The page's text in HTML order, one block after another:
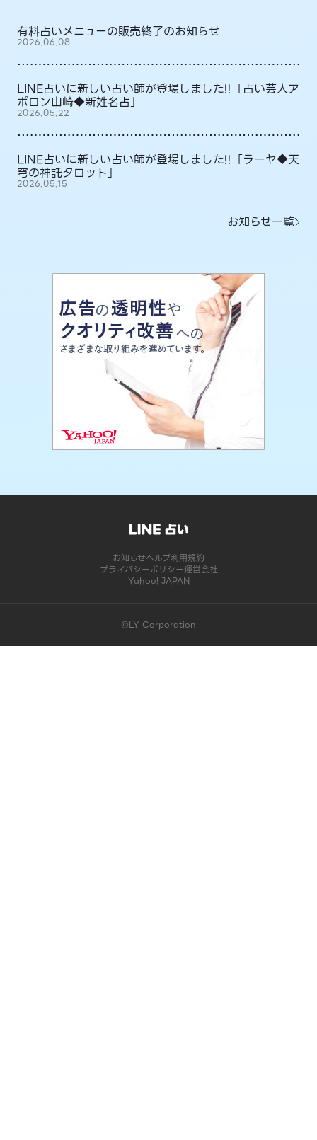
有料占いメニューの販売終了のお知らせ
2026.06.08
LINE占いに新しい占い師が登場しました!!「占い芸人ア
ポロン山崎◆新姓名占」
2026.05.22
LINE占いに新しい占い師が登場しました!!「ラーヤ◆天
穹の神託タロット」
2026.05.15
お知らせ一覧
お知らせヘルプ利用規約
プライバシーポリシー運営会社
Yahoo! JAPAN
©LY Corporation
このコンテンツは掲載が終了しました | LINE占い